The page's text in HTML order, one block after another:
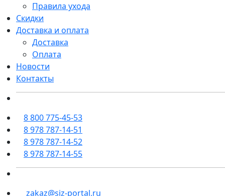
Правила ухода
Скидки
Доставка и оплата
Доставка
Оплата
Новости
Контакты
8 800 775-45-53
8 978 787-14-51
8 978 787-14-52
8 978 787-14-55
zakaz@siz-portal.ru